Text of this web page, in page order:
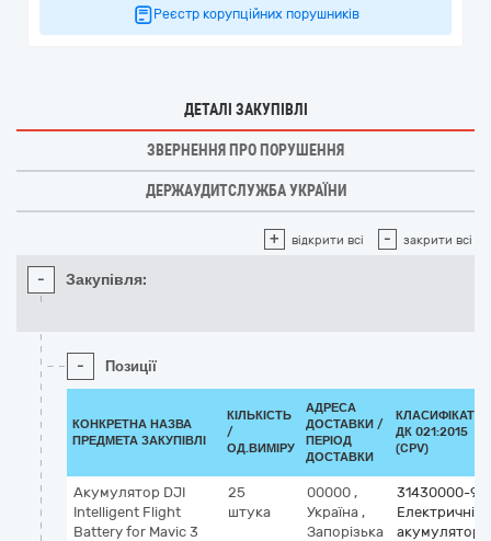
Реєстр корупційних порушників
ДЕТАЛІ ЗАКУПІВЛІ
ЗВЕРНЕННЯ ПРО ПОРУШЕННЯ
ДЕРЖАУДИТСЛУЖБА УКРАЇНИ
+ відкрити всі - закрити всі
- Закупівля:
- Позиції
КОНКРЕТНА НАЗВА
ПРЕДМЕТА ЗАКУПІВЛІ
КІЛЬКІСТЬ
/
ОД.ВИМІРУ
АДРЕСА
ДОСТАВКИ /
ПЕРІОД
ДОСТАВКИ
КЛАСИФІКАТОР
ДК 021:2015
(CPV)
Акумулятор DJI
Intelligent Flight
Battery for Mavic 3
25
штука
00000 ,
Україна ,
Запорізька
31430000-9
Електричні
акумулятори